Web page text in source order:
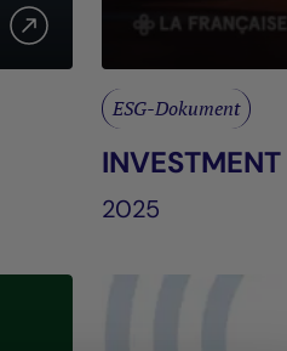
ESG-Dokument
2025